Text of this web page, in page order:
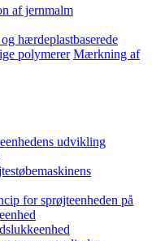
af jernmalm
hærdeplastbaserede
polymerer Mærkning af
udvikling
for sprøjteenheden på